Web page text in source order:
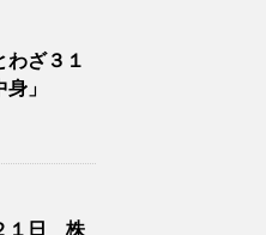
わざ３１
」
１日 株